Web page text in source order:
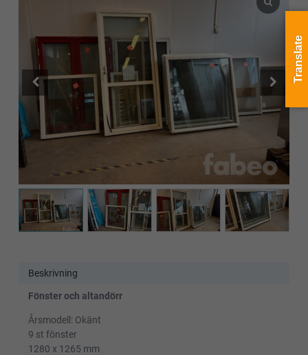
Beskrivning
Fönster och altandörr
Årsmodell: Okänt
9 st fönster
1280 x 1265 mm
Translate